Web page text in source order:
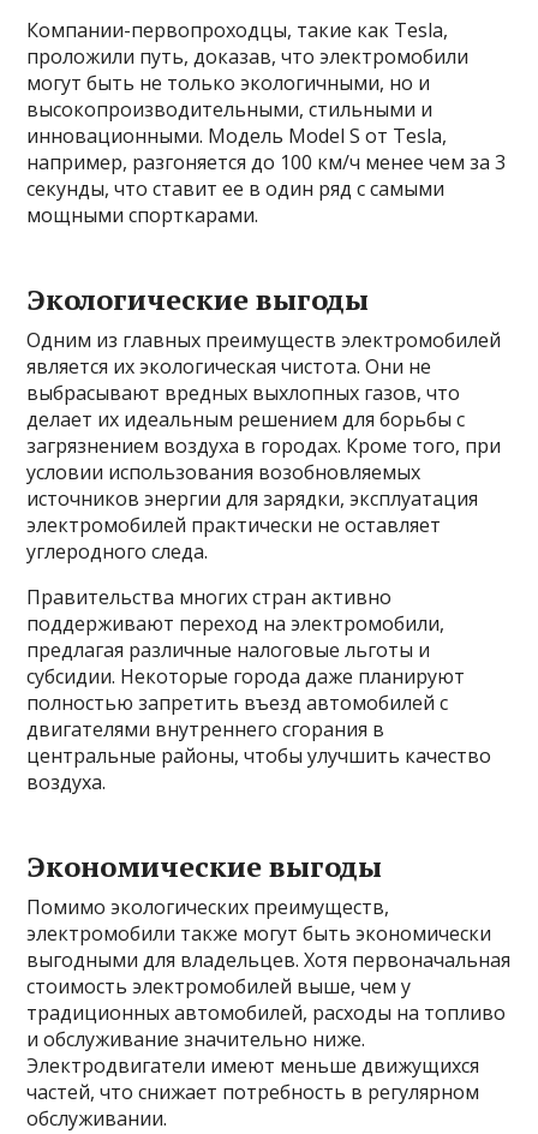
Компании-первопроходцы, такие как Tesla,
проложили путь, доказав, что электромобили
могут быть не только экологичными, но и
высокопроизводительными, стильными и
инновационными. Модель Model S от Tesla,
например, разгоняется до 100 км/ч менее чем за 3
секунды, что ставит ее в один ряд с самыми
мощными спорткарами.
Экологические выгоды
Одним из главных преимуществ электромобилей
является их экологическая чистота. Они не
выбрасывают вредных выхлопных газов, что
делает их идеальным решением для борьбы с
загрязнением воздуха в городах. Кроме того, при
условии использования возобновляемых
источников энергии для зарядки, эксплуатация
электромобилей практически не оставляет
углеродного следа.
Правительства многих стран активно
поддерживают переход на электромобили,
предлагая различные налоговые льготы и
субсидии. Некоторые города даже планируют
полностью запретить въезд автомобилей с
двигателями внутреннего сгорания в
центральные районы, чтобы улучшить качество
воздуха.
Экономические выгоды
Помимо экологических преимуществ,
электромобили также могут быть экономически
выгодными для владельцев. Хотя первоначальная
стоимость электромобилей выше, чем у
традиционных автомобилей, расходы на топливо
и обслуживание значительно ниже.
Электродвигатели имеют меньше движущихся
частей, что снижает потребность в регулярном
обслуживании.